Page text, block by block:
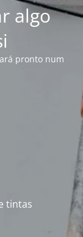
algo
pronto num
tintas